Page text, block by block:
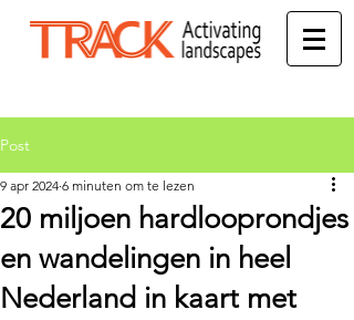
Post
20 miljoen hardlooprondjes
en wandelingen in heel
Nederland in kaart met
9 apr 2024 6 minuten om te lezen